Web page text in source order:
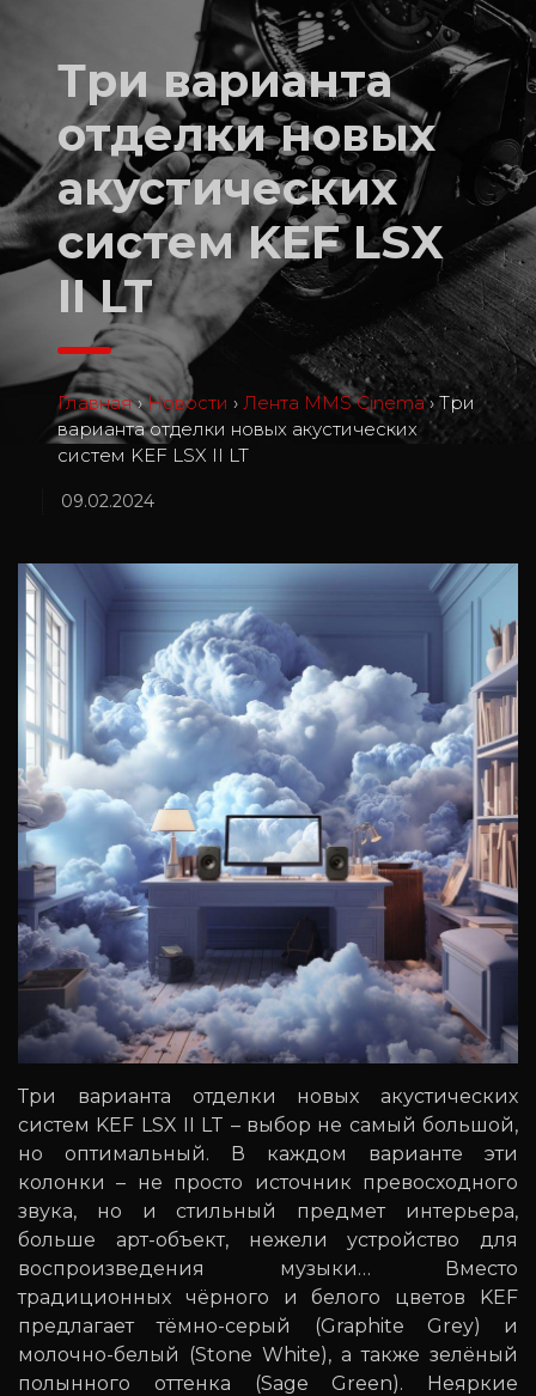
Три варианта
отделки новых
акустических
систем KEF LSX
II LT
Главная › Новости › Лента MMS Cinema › Три
варианта отделки новых акустических
систем KEF LSX II LT
09.02.2024
Три варианта отделки новых акустических
систем KEF LSX II LT – выбор не самый большой,
но оптимальный. В каждом варианте эти
колонки – не просто источник превосходного
звука, но и стильный предмет интерьера,
больше арт-объект, нежели устройство для
воспроизведения музыки… Вместо
традиционных чёрного и белого цветов KEF
предлагает тёмно-серый (Graphite Grey) и
молочно-белый (Stone White), а также зелёный
полынного оттенка (Sage Green). Неяркие